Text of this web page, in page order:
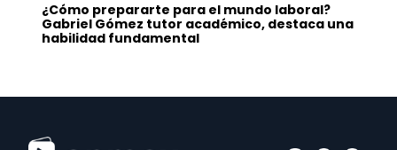
¿Cómo prepararte para el mundo laboral?
Gabriel Gómez tutor académico, destaca una
habilidad fundamental